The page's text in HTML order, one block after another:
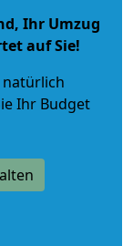
Ihr Umzug
auf Sie!
natürlich
Ihr Budget